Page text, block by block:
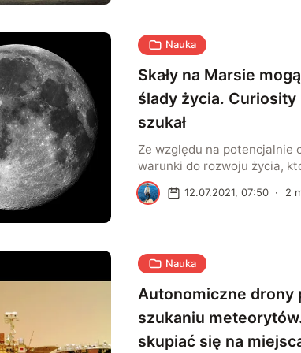
dziennikarze “South China
Hongkongu. Zdobyli oni
[…]
Nauka
Skały na Marsie
ślady życia. Curiosity
szukał
Ze względu na potencjalnie
warunki do rozwoju życia,
milionami (a nawet
występowały na Marsie,
badań jest obecnie
istnieją warstwy gliny,
A 12.07.2021, 07:50 · 2
Nauka
Autonomiczne drony
szukaniu
skupiać się na